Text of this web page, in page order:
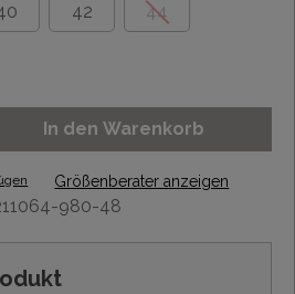
42 44
In den Warenkorb
Größenberater anzeigen
980-48